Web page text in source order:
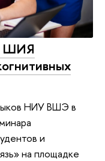
ШИЯ
НИУ ВШЭ в
и
на площадке